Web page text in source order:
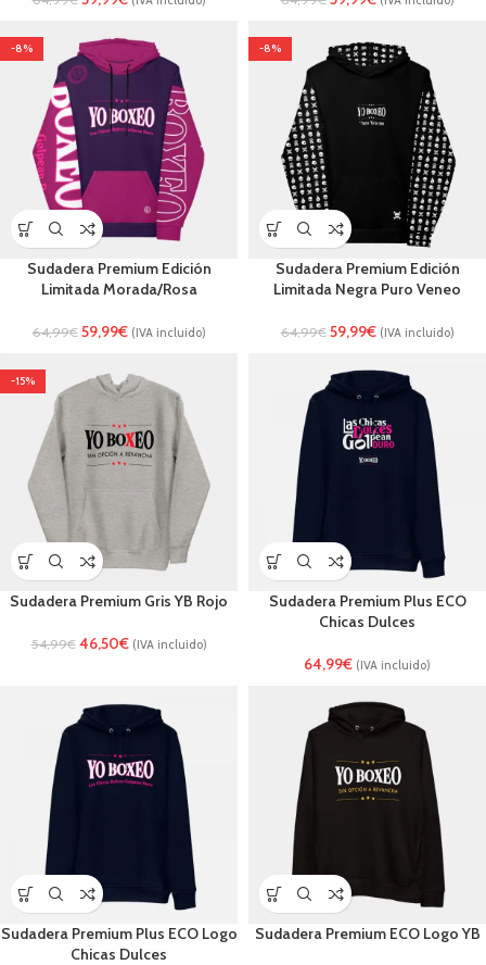
-8%
Sudadera Premium Edición
Limitada Morada/Rosa
64,99€ 59,99€ (IVA incluido)
-8%
Sudadera Premium Edición
Limitada Negra Puro Veneo
64,99€ 59,99€ (IVA incluido)
-15%
Sudadera Premium Gris YB Rojo
54,99€ 46,50€ (IVA incluido)
Sudadera Premium Plus ECO
Chicas Dulces
64,99€ (IVA incluido)
Sudadera Premium Plus ECO Logo
Chicas Dulces
Sudadera Premium ECO Logo YB